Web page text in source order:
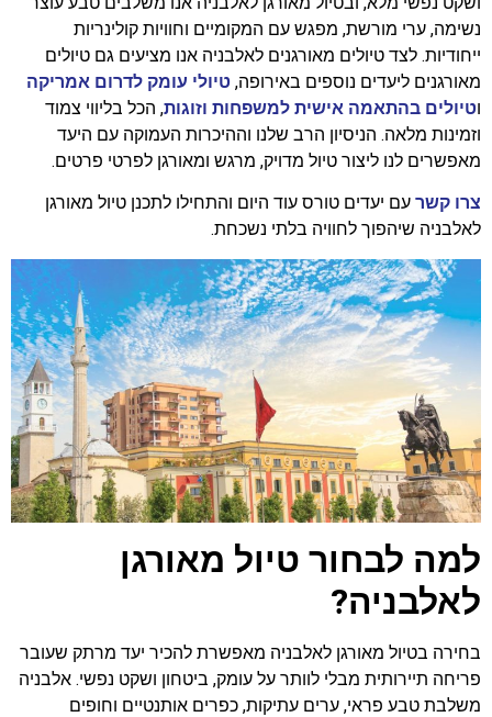
נשימה, ערי מורשת, מפגש עם המקומיים וחוויות קולינריות
ייחודיות. לצד טיולים מאורגנים לאלבניה אנו מציעים גם טיולים
מאורגנים ליעדים נוספים באירופה, טיולי עומק לדרום אמריקה
וטיולים בהתאמה אישית למשפחות וזוגות, הכל בליווי צמוד
וזמינות מלאה. הניסיון הרב שלנו וההיכרות העמוקה עם היעד
מאפשרים לנו ליצור טיול מדויק, מרגש ומאורגן לפרטי פרטים.
צרו קשר עם יעדים טורס עוד היום והתחילו לתכנן טיול מאורגן
לאלבניה שיהפוך לחוויה בלתי נשכחת.
למה לבחור טיול מאורגן
לאלבניה?
בחירה בטיול מאורגן לאלבניה מאפשרת להכיר יעד מרתק שעובר
פריחה תיירותית מבלי לוותר על עומק, ביטחון ושקט נפשי. אלבניה
משלבת טבע פראי, ערים עתיקות, כפרים אותנטיים וחופים